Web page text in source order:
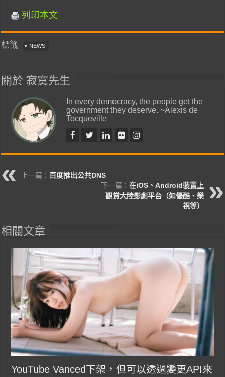
列印本文
標籤 NEWS
關於 寂寞先生
In every democracy, the people get the
government they deserve. ~Alexis de
Tocqueville
上一篇： 百度推出公共DNS
下一篇： 在iOS、Android裝置上
觀賞大陸影劇平台（如優酷、樂
視等）
相關文章
YouTube Vanced下架，但可以透過變更API來